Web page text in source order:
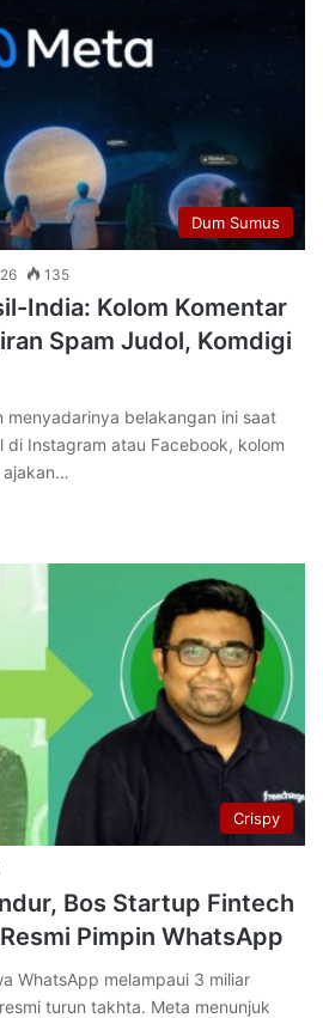
Dum Sumus
135
India: Kolom Komentar
Spam Judol, Komdigi
belakangan ini saat
di Instagram atau Facebook, kolom
ajakan…
Crispy
Bos Startup Fintech
Pimpin WhatsApp
WhatsApp melampaui 3 miliar
turun takhta. Meta menunjuk